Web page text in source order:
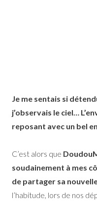
Je me sentais si
j’observais le ciel…
reposant avec un bel
C’est alors que
soudainement à mes
de partager sa
l’habitude, lors de nos